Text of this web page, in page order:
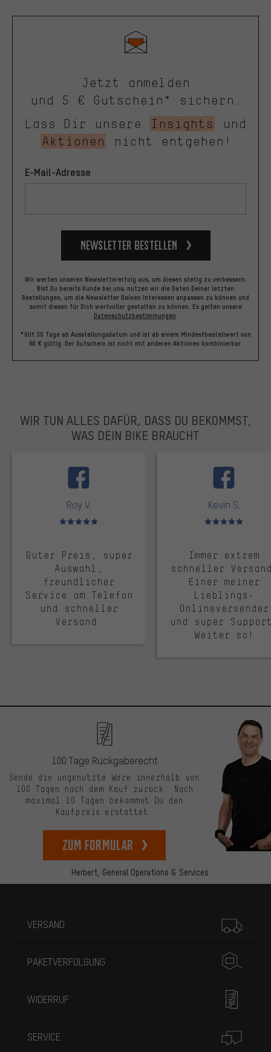
Jetzt anmelden
und 5 € Gutschein* sichern.
Lass Dir unsere
Insights
und
Aktionen
nicht entgehen!
E-Mail-Adresse
Newsletter bestellen
Wir werten unseren Newslettererfolg aus, um diesen stetig zu verbessern.
Bist Du bereits Kunde bei uns, nutzen wir die Daten Deiner letzten
Bestellungen, um die Newsletter Deinen Interessen anpassen zu können und
somit diesen für Dich wertvoller gestalten zu können. Es gelten unsere
Datenschutzbestimmungen.
*Gilt 30 Tage ab Ausstellungsdatum und ist ab einem Mindestbestellwert von
60 € gültig. Der Gutschein ist nicht mit anderen Aktionen kombinierbar.
WIR TUN ALLES DAFÜR, DASS DU BEKOMMST,
WAS DEIN BIKE BRAUCHT
Roy V.
Bewertungen: 5 von 5
Guter Preis, super
Auswahl,
freundlicher
Service am Telefon
und schneller
Versand.
Kevin S.
Bewertungen: 5 von 5
Immer extrem
schneller
Einer meiner
Lieblings-
Onlineversender
und super
Weiter so!
Herbert, General Operations & Services
100 Tage Rückgaberecht
Sende die ungenutzte Ware innerhalb von
100 Tagen nach dem Kauf zurück. Nach
maximal 10 Tagen bekommst Du den
Kaufpreis erstattet.
zum Formular
VERSAND
PAKETVERFOLGUNG
WIDERRUF
SERVICE